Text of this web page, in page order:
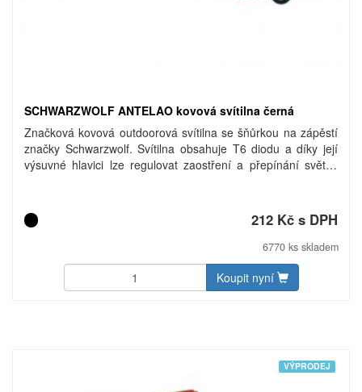
SCHWARZWOLF ANTELAO kovová svítilna černá
Značková kovová outdoorová svítilna se šňůrkou na zápěstí
značky Schwarzwolf. Svítilna obsahuje T6 diodu a díky její
výsuvné hlavici lze regulovat zaostření a přepínání světla.
velikost tisku: 20 × 5 mm. Rozměr svítilny: 13,5 × 3,5 cm,
délka při vysunutí 16 cm, délka šňůrky 21 cm. Poznámka:
dodáváme včetně baterie 3 × AAA. Uhlíková stopa: gCO2
212 Kč s DPH
6770 ks skladem
Koupit nyní
VÝPRODEJ